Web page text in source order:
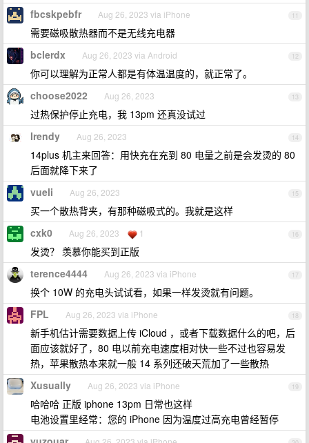
11
fbcskpebfr Aug 26, 2023 via iPhone
需要磁吸散热器而不是无线充电器
12
bclerdx Aug 26, 2023 via Android
你可以理解为正常人都是有体温温度的，就正常了。
13
choose2022 Aug 26, 2023
过热保护停止充电，我 13pm 还真没试过
14
Irendy Aug 26, 2023
14plus 机主来回答：用快充在充到 80 电量之前是会发烫的 80
后面就降下来了
15
vueli Aug 26, 2023
买一个散热背夹，有那种磁吸式的。我就是这样
16
cxk0 Aug 26, 2023 1
发烫？ 羡慕你能买到正版
17
terence4444 Aug 26, 2023 via iPhone
换个 10W 的充电头试试看，如果一样发烫就有问题。
18
FPL Aug 26, 2023 via iPhone
新手机估计需要数据上传 iCloud ，或者下载数据什么的吧，后
面应该就好了，80 电以前充电速度相对快一些不过也容易发
热，苹果散热本来就一般 14 系列还破天荒加了一些散热
19
Xusually Aug 26, 2023 via iPhone
哈哈哈 正版 iphone 13pm 日常也这样
电池设置里经常：您的 iPhone 因为温度过高充电曾经暂停